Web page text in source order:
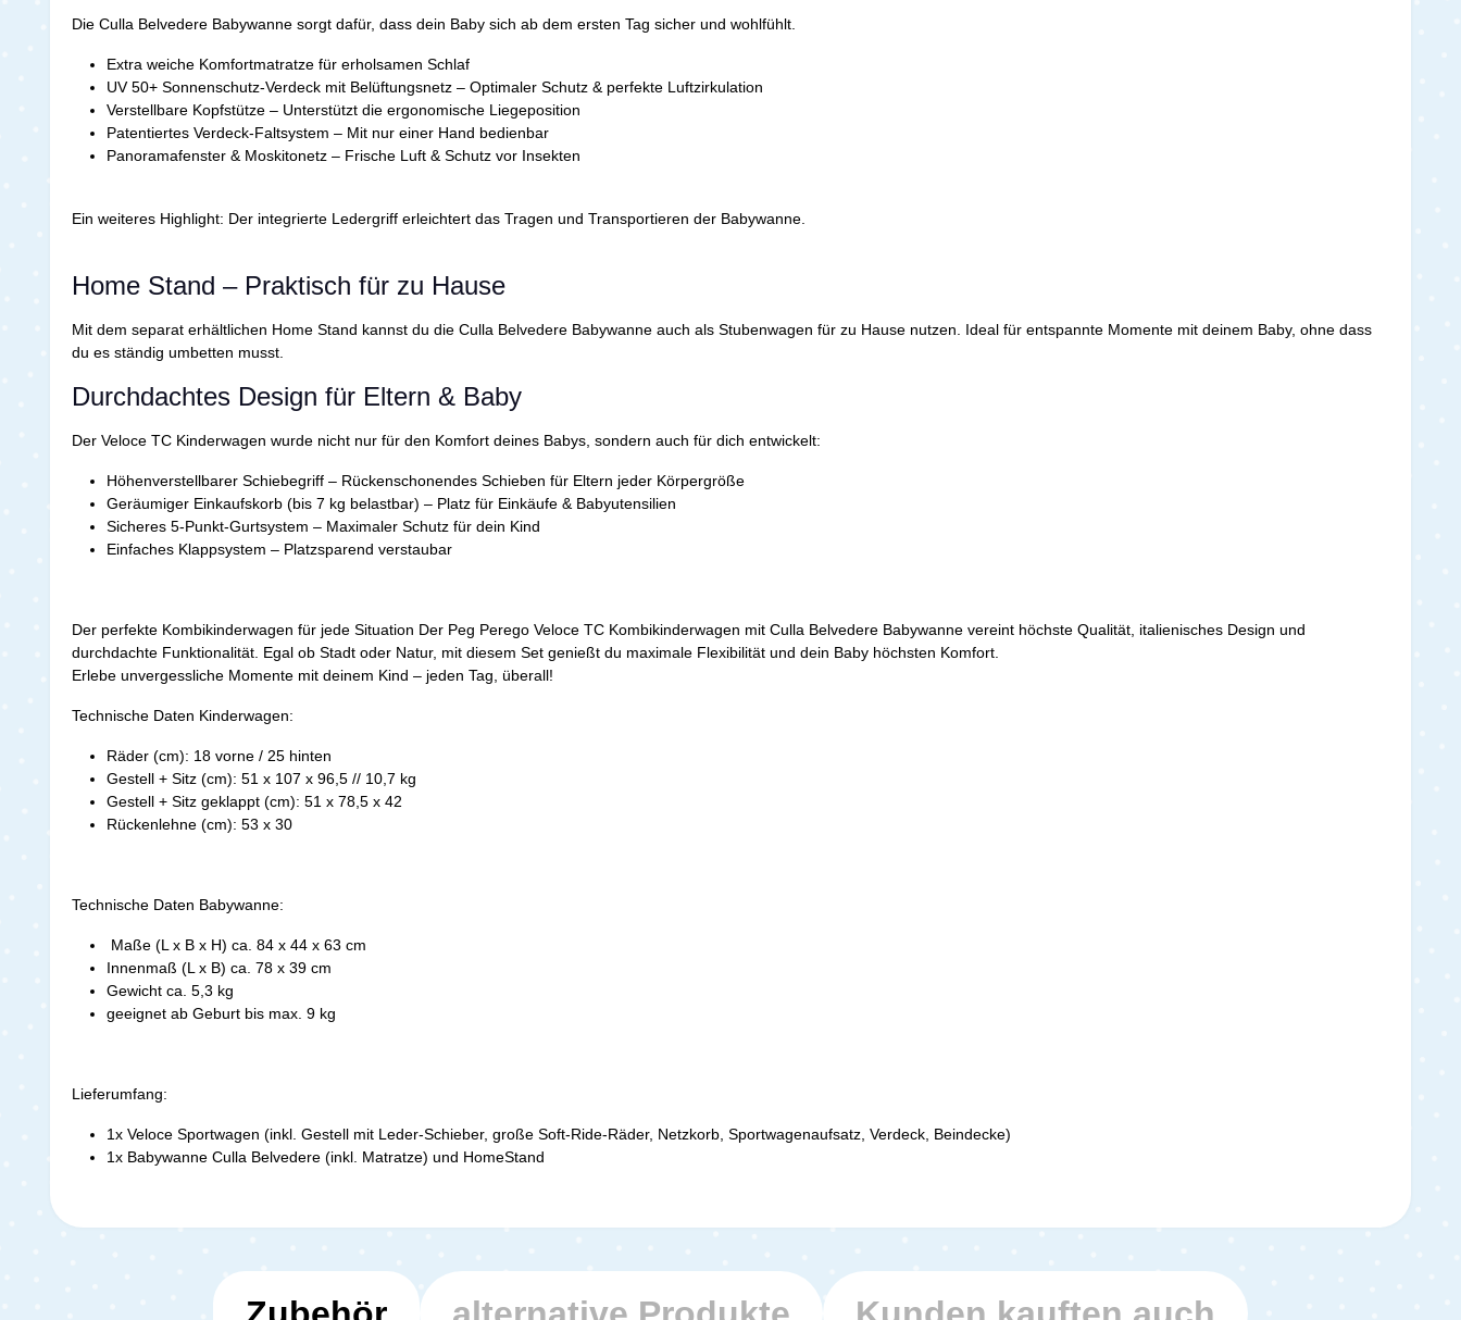
Die Culla Belvedere Babywanne sorgt dafür, dass dein Baby sich ab dem ersten Tag sicher und wohlfühlt.
Extra weiche Komfortmatratze für erholsamen Schlaf
UV 50+ Sonnenschutz-Verdeck mit Belüftungsnetz – Optimaler Schutz & perfekte Luftzirkulation
Verstellbare Kopfstütze – Unterstützt die ergonomische Liegeposition
Patentiertes Verdeck-Faltsystem – Mit nur einer Hand bedienbar
Panoramafenster & Moskitonetz – Frische Luft & Schutz vor Insekten
Ein weiteres Highlight: Der integrierte Ledergriff erleichtert das Tragen und Transportieren der Babywanne.
Home Stand – Praktisch für zu Hause
Mit dem separat erhältlichen Home Stand kannst du die Culla Belvedere Babywanne auch als Stubenwagen für zu Hause nutzen. Ideal für entspannte Momente mit deinem Baby, ohne dass
du es ständig umbetten musst.
Durchdachtes Design für Eltern & Baby
Der Veloce TC Kinderwagen wurde nicht nur für den Komfort deines Babys, sondern auch für dich entwickelt:
Höhenverstellbarer Schiebegriff – Rückenschonendes Schieben für Eltern jeder Körpergröße
Geräumiger Einkaufskorb (bis 7 kg belastbar) – Platz für Einkäufe & Babyutensilien
Sicheres 5-Punkt-Gurtsystem – Maximaler Schutz für dein Kind
Einfaches Klappsystem – Platzsparend verstaubar
Der perfekte Kombikinderwagen für jede Situation Der Peg Perego Veloce TC Kombikinderwagen mit Culla Belvedere Babywanne vereint höchste Qualität, italienisches Design und
durchdachte Funktionalität. Egal ob Stadt oder Natur, mit diesem Set genießt du maximale Flexibilität und dein Baby höchsten Komfort.
Erlebe unvergessliche Momente mit deinem Kind – jeden Tag, überall!
Technische Daten Kinderwagen:
Räder (cm): 18 vorne / 25 hinten
Gestell + Sitz (cm): 51 x 107 x 96,5 // 10,7 kg
Gestell + Sitz geklappt (cm): 51 x 78,5 x 42
Rückenlehne (cm): 53 x 30
Technische Daten Babywanne:
Maße (L x B x H) ca. 84 x 44 x 63 cm
Innenmaß (L x B) ca. 78 x 39 cm
Gewicht ca. 5,3 kg
geeignet ab Geburt bis max. 9 kg
Lieferumfang:
1x Veloce Sportwagen (inkl. Gestell mit Leder-Schieber, große Soft-Ride-Räder, Netzkorb, Sportwagenaufsatz, Verdeck, Beindecke)
1x Babywanne Culla Belvedere (inkl. Matratze) und HomeStand